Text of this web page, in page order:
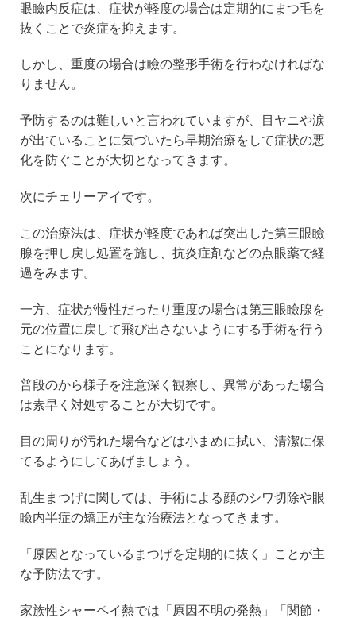
眼瞼内反症は、症状が軽度の場合は定期的にまつ毛を
抜くことで炎症を抑えます。
しかし、重度の場合は瞼の整形手術を行わなければな
りません。
予防するのは難しいと言われていますが、目ヤニや涙
が出ていることに気づいたら早期治療をして症状の悪
化を防ぐことが大切となってきます。
次にチェリーアイです。
この治療法は、症状が軽度であれば突出した第三眼瞼
腺を押し戻し処置を施し、抗炎症剤などの点眼薬で経
過をみます。
一方、症状が慢性だったり重度の場合は第三眼瞼腺を
元の位置に戻して飛び出さないようにする手術を行う
ことになります。
普段のから様子を注意深く観察し、異常があった場合
は素早く対処することが大切です。
目の周りが汚れた場合などは小まめに拭い、清潔に保
てるようにしてあげましょう。
乱生まつげに関しては、手術による顔のシワ切除や眼
瞼内半症の矯正が主な治療法となってきます。
「原因となっているまつげを定期的に抜く」ことが主
な予防法です。
家族性シャーペイ熱では「原因不明の発熱」「関節・